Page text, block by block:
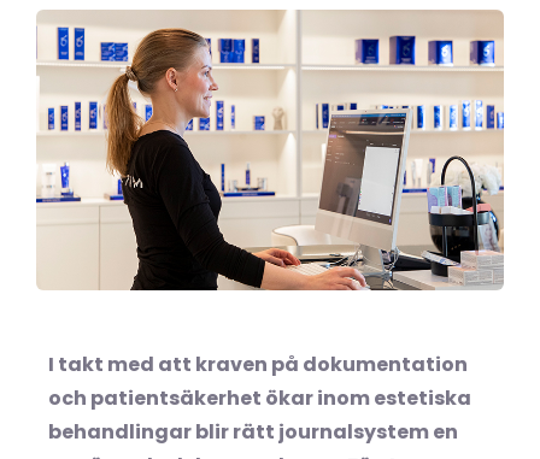
I takt med att kraven på dokumentation
och patientsäkerhet ökar inom estetiska
behandlingar blir rätt journalsystem en